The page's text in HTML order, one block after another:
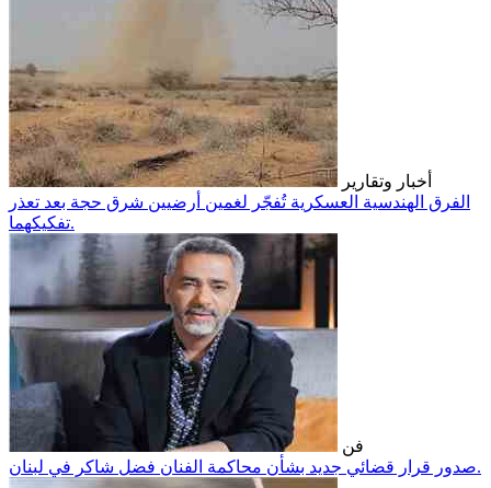
أخبار وتقارير
الفرق الهندسية العسكرية تُفجّر لغمين أرضيين شرق حجة بعد تعذر
تفكيكهما.
فن
صدور قرار قضائي جديد بشأن محاكمة الفنان فضل شاكر في لبنان.